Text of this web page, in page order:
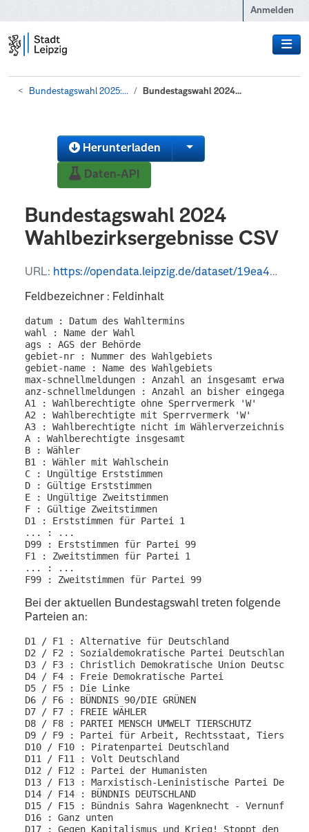
Anmelden
Bundestagswahl 2025:... Bundestagswahl 2024...
Herunterladen
Daten-API
Bundestagswahl 2024
Wahlbezirksergebnisse CSV
URL: https://opendata.leipzig.de/dataset/19ea44b0-1d0f-4e4e-b6e4-4f4d5bcc0c90/resource/4c15e14f-79db-42a0-98ef-83a1d228dd16/download/open-data-14713000-bundestagswahl-wahlbezirk.csv
Feldbezeichner : Feldinhalt
datum : Datum des Wahltermins
wahl : Name der Wahl
ags : AGS der Behörde
gebiet-nr : Nummer des Wahlgebiets
gebiet-name : Name des Wahlgebiets
max-schnellmeldungen : Anzahl an insgesamt
anz-schnellmeldungen : Anzahl an bisher
A1 : Wahlberechtigte ohne Sperrvermerk 'W'
A2 : Wahlberechtigte mit Sperrvermerk 'W'
A3 : Wahlberechtigte nicht im Wählerverzeichnis
A : Wahlberechtigte insgesamt
B : Wähler
B1 : Wähler mit Wahlschein
C : Ungültige Erststimmen
D : Gültige Erststimmen
E : Ungültige Zweitstimmen
F : Gültige Zweitstimmen
D1 : Erststimmen für Partei 1
... : ...
D99 : Erststimmen für Partei 99
F1 : Zweitstimmen für Partei 1
... : ...
Bei der aktuellen Bundestagswahl treten folgende
Parteien an:
D1 / F1 : Alternative für Deutschland
D2 / F2 : Sozialdemokratische Partei Deutschlands
D3 / F3 : Christlich Demokratische Union
D4 / F4 : Freie Demokratische Partei
D5 / F5 : Die Linke
D6 / F6 : BÜNDNIS 90/DIE GRÜNEN
D7 / F7 : FREIE WÄHLER
D8 / F8 : PARTEI MENSCH UMWELT TIERSCHUTZ
D9 / F9 : Partei für Arbeit, Rechtsstaat,
D10 / F10 : Piratenpartei Deutschland
D11 / F11 : Volt Deutschland
D12 / F12 : Partei der Humanisten
D13 / F13 : Marxistisch-Leninistische Partei
D14 / F14 : BÜNDNIS DEUTSCHLAND
D15 / F15 : Bündnis Sahra Wagenknecht - Vernunft
D16 : Ganz unten
D17 : Gegen Kapitalismus und Krieg! Stoppt den